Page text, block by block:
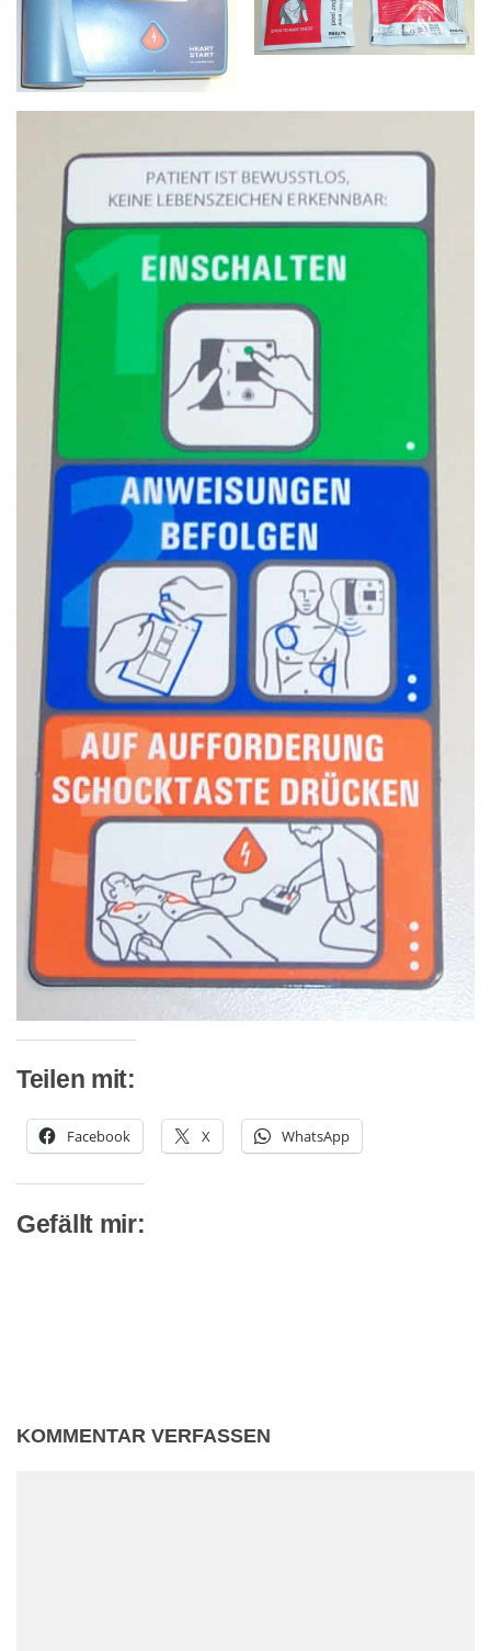
Teilen mit:
Facebook X WhatsApp
Gefällt mir:
KOMMENTAR VERFASSEN